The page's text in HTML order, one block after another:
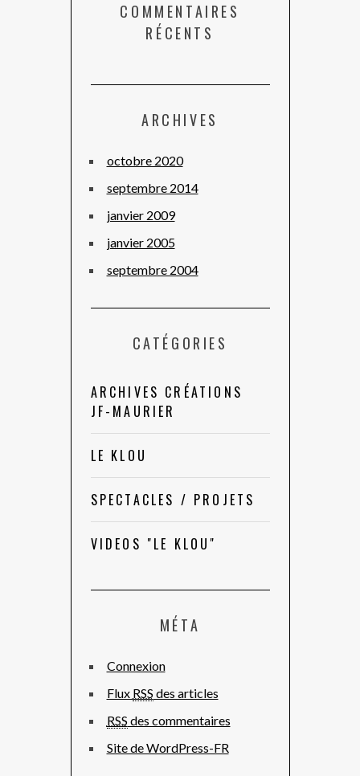
COMMENTAIRES
RÉCENTS
ARCHIVES
octobre 2020
septembre 2014
janvier 2009
janvier 2005
septembre 2004
CATÉGORIES
ARCHIVES CRÉATIONS
JF-MAURIER
LE KLOU
SPECTACLES / PROJETS
VIDEOS "LE KLOU"
MÉTA
Connexion
Flux RSS des articles
RSS des commentaires
Site de WordPress-FR